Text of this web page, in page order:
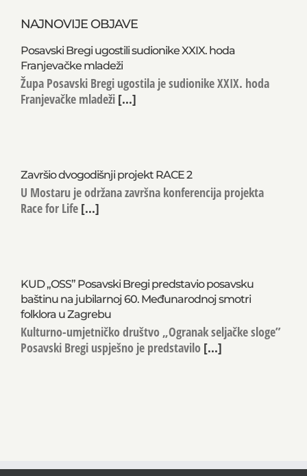
NAJNOVIJE OBJAVE
Posavski Bregi ugostili sudionike XXIX. hoda
Franjevačke mladeži
Župa Posavski Bregi ugostila je sudionike XXIX. hoda
Franjevačke mladeži [...]
Završio dvogodišnji projekt RACE 2
U Mostaru je održana završna konferencija projekta
Race for Life [...]
KUD „OSS” Posavski Bregi predstavio posavsku
baštinu na jubilarnoj 60. Međunarodnoj smotri
folklora u Zagrebu
Kulturno-umjetničko društvo „Ogranak seljačke sloge”
Posavski Bregi uspješno je predstavilo [...]